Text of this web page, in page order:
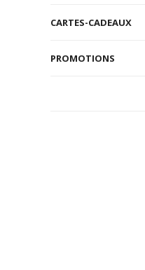
CARTES-CADEAUX
PROMOTIONS